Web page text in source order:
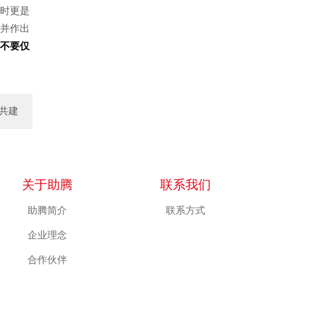
更是
作出
不要仅
建
关于助腾
助腾简介
企业理念
合作伙伴
联系我们
联系方式